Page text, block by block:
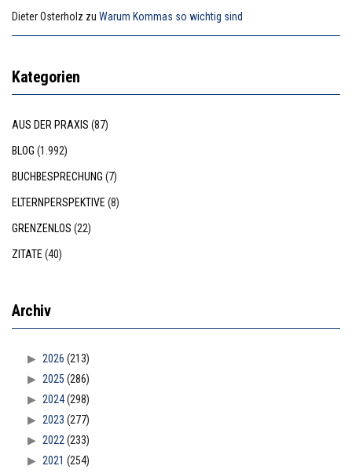
Dieter Osterholz zu Warum Kommas so wichtig sind
Kategorien
AUS DER PRAXIS (87)
BLOG (1.992)
BUCHBESPRECHUNG (7)
ELTERNPERSPEKTIVE (8)
GRENZENLOS (22)
ZITATE (40)
Archiv
2026 (213)
2025 (286)
2024(298)
2023 (277)
2022 (233)
2021 (254)